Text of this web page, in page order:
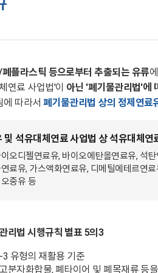
플라스틱 등으로부터 추출되는 유류
연료 사업법'이 아닌 '폐기물관리법'에
에 따라서폐기물관리법 상의 정제연료
및 석유대체연료 사업법 상 석유대체연
오디젤연료유, 바이오에탄올연료유, 석
료유, 가스액화연료유, 디메틸에테르연
중유 등
리법 시행규칙 별표 5의3
3 유형의 재활용 기준
분자화합물, 폐타이어 및 폐목재류 등